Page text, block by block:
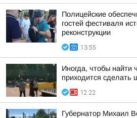
Полицейские
гостей фестиваля
реконструкции
13:55
Иногда, чтобы найти
приходится сделать
12:22
Губернатор Михаил